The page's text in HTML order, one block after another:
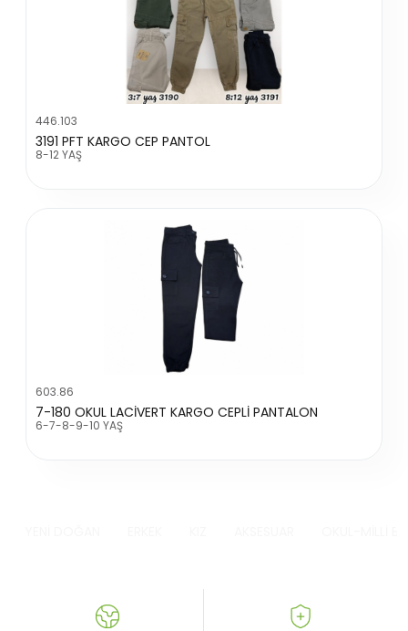
446.103
3191 PFT KARGO CEP PANTOL
8-12 YAŞ
603.86
7-180 OKUL LACİVERT KARGO CEPLİ PANTALON
6-7-8-9-10 YAŞ